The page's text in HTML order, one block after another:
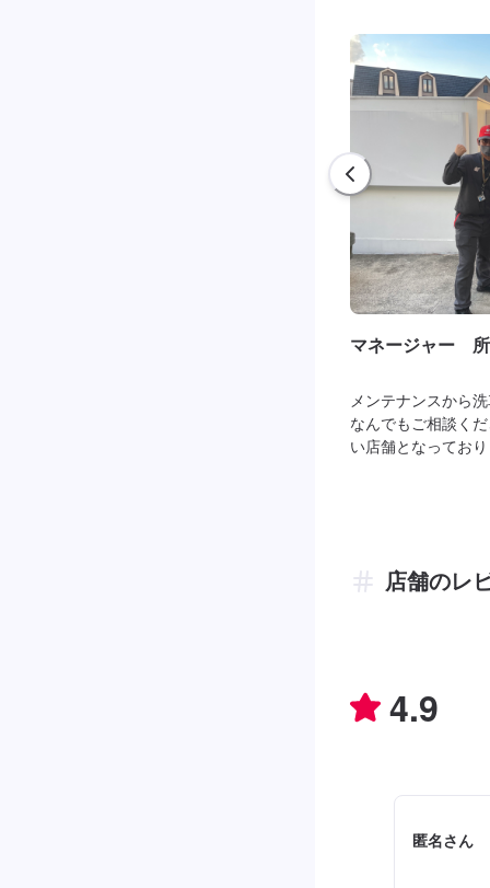
マネージャー 所
メンテナンスから
なんでもご相談く
い店舗となってお
店舗のレ
4.9
匿名さん